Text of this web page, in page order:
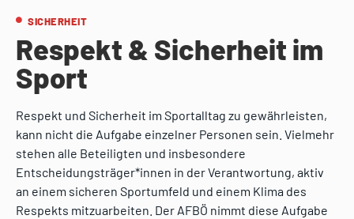
SICHERHEIT
Respekt & Sicherheit im
Sport
Respekt und Sicherheit im Sportalltag zu gewährleisten,
kann nicht die Aufgabe einzelner Personen sein. Vielmehr
stehen alle Beteiligten und insbesondere
Entscheidungsträger*innen in der Verantwortung, aktiv
an einem sicheren Sportumfeld und einem Klima des
Respekts mitzuarbeiten. Der AFBÖ nimmt diese Aufgabe